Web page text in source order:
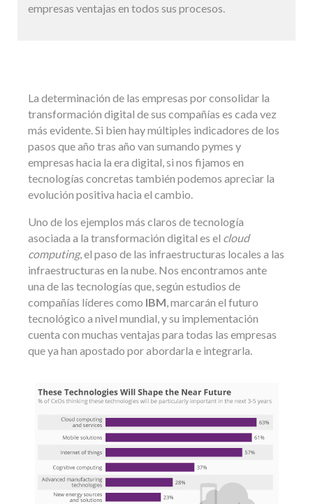
empresas ventajas en todos sus procesos.
La determinación de las empresas por consolidar la
transformación digital de sus compañías es cada vez
más evidente. Si bien hay múltiples indicadores de los
pasos que año tras año van sumando pymes y
empresas hacia la era digital, si nos fijamos en
tecnologías concretas también podemos apreciar la
evolución positiva hacia el cambio.
Uno de los ejemplos más claros de tecnología
asociada a la transformación digital es el cloud
computing, el paso de las infraestructuras locales a las
infraestructuras en la nube. Nos encontramos ante
una de las tecnologías que, según estudios de
compañías líderes como IBM, marcarán el futuro
tecnológico a nivel mundial, y su implementación
cuenta con muchas ventajas para todas las empresas
que ya han apostado por abordarla e integrarla.